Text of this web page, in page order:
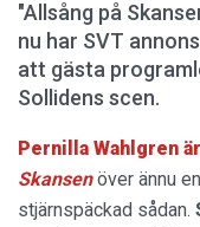
"Allsång på
nu har SVT
att gästa
Sollidens scen.
Pernilla Wahlgren
Skansenöver ännu
stjärnspäckad sådan.